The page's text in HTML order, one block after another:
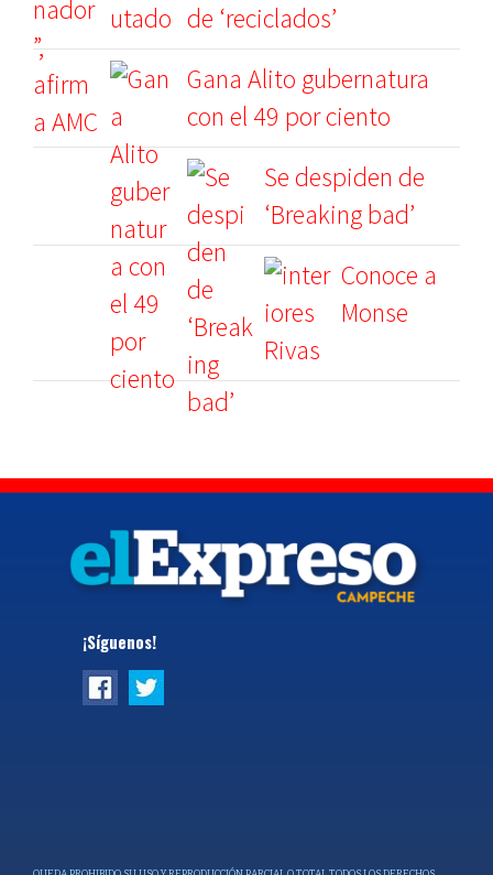
de ‘reciclados’
Gana Alito gubernatura
con el 49 por ciento
Se despiden de
‘Breaking bad’
Conoce a
Monse
Rivas
¡Síguenos!